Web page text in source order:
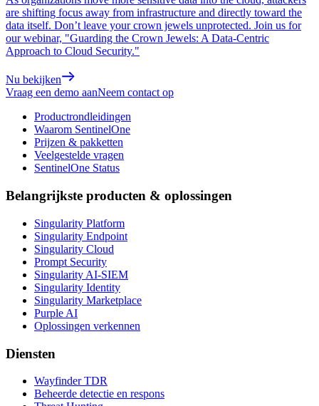
are shifting focus away from infrastructure and directly toward the
data itself. Don’t leave your crown jewels unprotected. Join us for
our webinar, "Guarding the Crown Jewels: A Data-Centric
Approach to Cloud Security."
Nu bekijken
Vraag een demo aanNeem contact op
Productrondleidingen
Waarom SentinelOne
Prijzen & pakketten
Veelgestelde vragen
SentinelOne Status
Belangrijkste producten & oplossingen
Singularity Platform
Singularity Endpoint
Singularity Cloud
Prompt Security
Singularity AI-SIEM
Singularity Identity
Singularity Marketplace
Purple AI
Oplossingen verkennen
Diensten
Wayfinder TDR
Beheerde detectie en respons